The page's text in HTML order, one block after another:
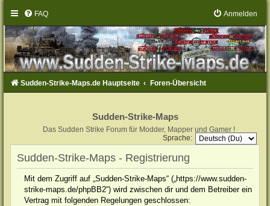
FAQ Anmelden
Sudden-Strike-Maps.de Hauptseite Foren-Übersicht
Sudden-Strike-Maps
Das Sudden Strike Forum für Modder, Mapper und Gamer !
Sprache:
Sudden-Strike-Maps - Registrierung
Mit dem Zugriff auf „Sudden-Strike-Maps“ („https://www.sudden-
strike-maps.de/phpBB2“) wird zwischen dir und dem Betreiber ein
Vertrag mit folgenden Regelungen geschlossen: